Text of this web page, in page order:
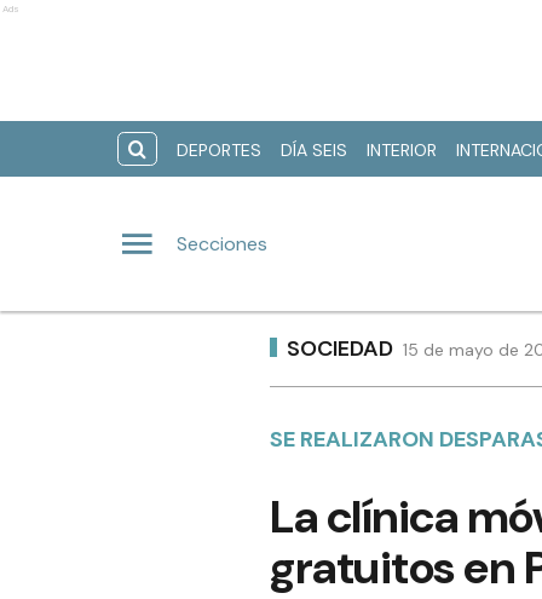
Ads
DEPORTES DÍA SEIS INTERIOR
Secciones
SOCIEDAD 15 de mayo de
SE REALIZARON
La clínica
gratuitos en